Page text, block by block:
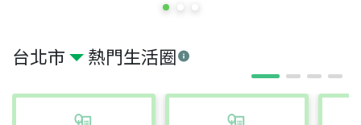
台北市 熱門生活圈